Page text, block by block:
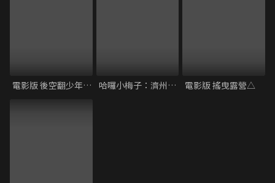
電影版 後空翻少年！！ 哈囉小梅子：濟州島的秘密 電影版 搖曳露營△